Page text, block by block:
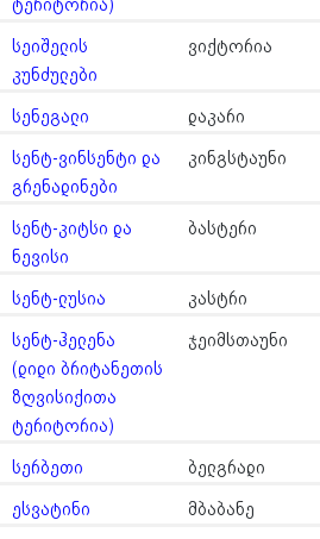
სეიშელის
კუნძულები
ვიქტორია
სენეგალი დაკარი
სენტ-ვინსენტი და
გრენადინები
კინგსტაუნი
სენტ-კიტსი და
ნევისი
ბასტერი
სენტ-ლუსია კასტრი
სენტ-ჰელენა
(დიდი ბრიტანეთის
ზღვისიქითა
ტერიტორია)
ჯეიმსთაუნი
სერბეთი ბელგრადი
ესვატინი
მბაბანე